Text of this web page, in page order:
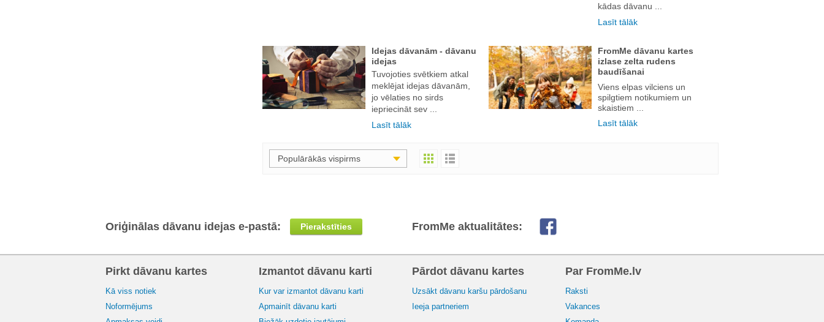
kādas dāvanu ...
Lasīt tālāk
Idejas dāvanām - dāvanu
idejas
Tuvojoties svētkiem atkal
meklējat idejas dāvanām,
jo vēlaties no sirds
iepriecināt sev ...
Lasīt tālāk
FromMe dāvanu kartes
izlase zelta rudens
baudīšanai
Viens elpas vilciens un
spilgtiem notikumiem un
skaistiem ...
Lasīt tālāk
Populārākās vispirms
FromMe aktualitātes:
Oriģinālas dāvanu idejas e-pastā: Pierakstīties
Pirkt dāvanu kartes
Kā viss notiek
Noformējums
Izmantot dāvanu karti
Kur var izmantot dāvanu karti
Apmainīt dāvanu karti
Pārdot dāvanu kartes
Uzsākt dāvanu karšu pārdošanu
Ieeja partneriem
Par FromMe.lv
Raksti
Vakances